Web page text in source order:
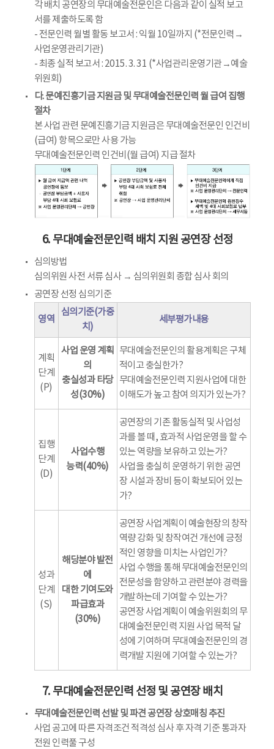
각 배치 공연장의 무대예술전문인은 다음과 같이 실적 보고
서를 제출하도록 함
- 전문인력 월별 활동 보고서 : 익월 10일까지 (*전문인력→
사업운영관리기관)
- 최종 실적 보고서 : 2015. 3. 31 (*사업관리운영기관→예술
위원회)
다. 문예진흥기금 지원금 및 무대예술전문인력 월 급여 집행
절차
본 사업 관련 문예진흥기금 지원금은 무대예술전문인 인건비
(급여) 항목으로만 사용 가능
무대예술전문인력 인건비(월 급여) 지급 절차
6. 무대예술전문인력 배치 지원 공연장 선정
심의방법
심의위원 사전 서류 심사 → 심의위원회 종합 심사 회의
공연장 선정 심의기준
영역
심의기준(가중
치)
세부평가내용
계획
단계
(P)
사업 운영 계획
의
충실성과 타당
성(30%)
무대예술전문인의 활용계획은 구체
적이고 충실한가?
무대예술전문인력 지원사업에 대한
이해도가 높고 참여 의지가 있는가?
집행
단계
(D)
사업수행
능력(40%)
공연장의 기존 활동실적 및 사업성
과를 볼 때, 효과적 사업운영을 할 수
있는 역량을 보유하고 있는가?
사업을 충실히 운영하기 위한 공연
장 시설과 장비 등이 확보되어 있는
가?
성과
단계
(S)
해당분야 발전
에
대한 기여도와
파급효과
(30%)
공연장 사업계획이 예술현장의 창작
역량 강화 및 창작여건 개선에 긍정
적인 영향을 미치는 사업인가?
사업 수행을 통해 무대예술전문인의
전문성을 함양하고 관련분야 경력을
개발하는데 기여할 수 있는가?
공연장 사업계획이 예술위원회의 무
대예술전문인력 지원 사업 목적 달
성에 기여하며 무대예술전문인의 경
력개발 지원에 기여할 수 있는가?
7. 무대예술전문인력 선정 및 공연장 배치
무대예술전문인력 선발 및 파견 공연장 상호매칭 추진
사업 공고에 따른 자격조건 적격성 심사 후 자격 기준 통과자
전원 인력풀 구성